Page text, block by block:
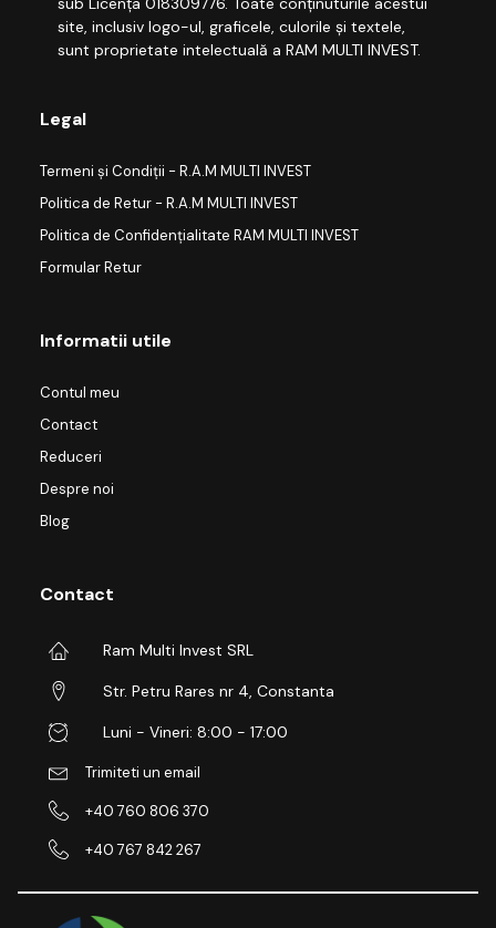
site, inclusiv logo-ul, graficele, culorile și textele,
sunt proprietate intelectuală a RAM MULTI INVEST.
Legal
Termeni și Condiții - R.A.M MULTI INVEST
Politica de Retur - R.A.M MULTI INVEST
Politica de Confidențialitate RAM MULTI INVEST
Formular Retur
Informatii utile
Contul meu
Contact
Reduceri
Despre noi
Blog
Contact
Ram Multi Invest SRL
Str. Petru Rares nr 4, Constanta
Luni - Vineri: 8:00 - 17:00
Trimiteti un email
+40 760 806 370
+40 767 842 267